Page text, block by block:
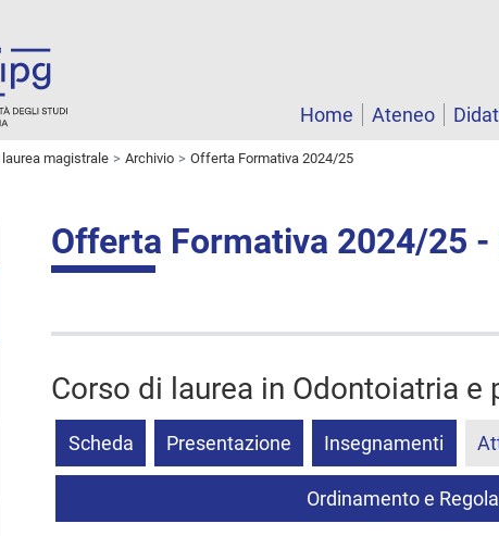
Home
Ateneo
magistrale Archivio Offerta Formativa 2024/25
Offerta Formativa 2024/25 -
Corso di laurea in Odontoiatria e
Scheda Presentazione Insegnamenti
Ordinamento e